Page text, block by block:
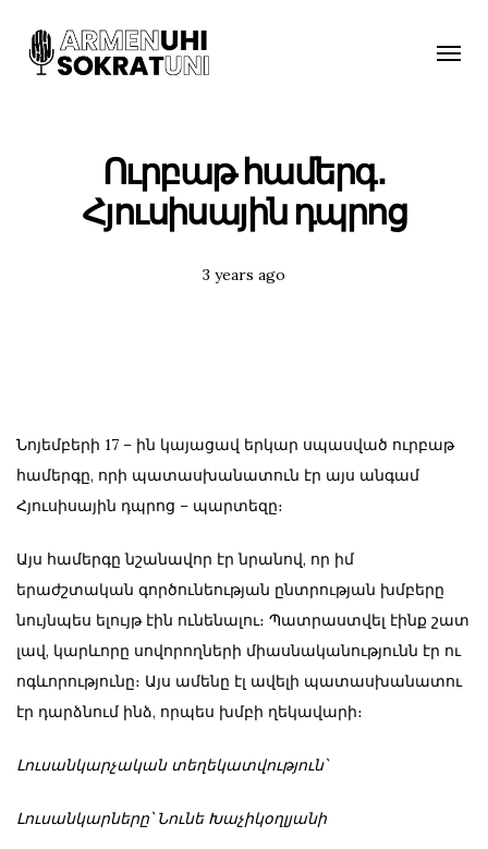
Toggle
Ուրբաթ համերգ․
Հյուսիսային դպրոց
Posted
3 years ago
Նոյեմբերի 17 – ին կայացավ երկար սպասված ուրբաթ
համերգը, որի պատասխանատուն էր այս անգամ
Հյուսիսային դպրոց – պարտեզը։
Այս համերգը նշանավոր էր նրանով, որ իմ
երաժշտական գործունեության ընտրության խմբերը
նույնպես ելույթ էին ունենալու։ Պատրաստվել էինք շատ
լավ, կարևորը սովորողների միասնականությունն էր ու
ոգևորությունը։ Այս ամենը էլ ավելի պատասխանատու
էր դարձնում ինձ, որպես խմբի ղեկավարի։
Լուսանկարչական տեղեկատվություն՝
Լուսանկարները՝ Նունե Խաչիկօղլյանի